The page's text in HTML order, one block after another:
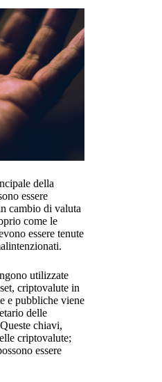
della
essere
cambio di valuta
come le
essere tenute
utilizzate
criptovalute in
e pubbliche viene
delle
chiavi,
criptovalute;
essere